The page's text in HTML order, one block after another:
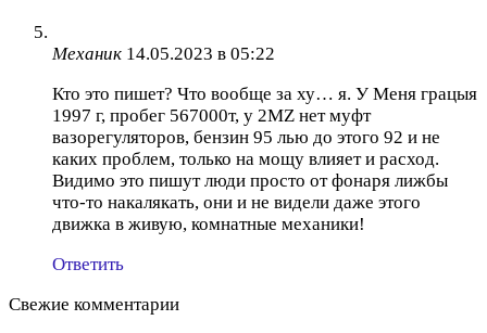
Механик 14.05.2023 в 05:22
Кто это пишет? Что вообще за ху… я. У Меня грацыя
1997 г, пробег 567000т, у 2MZ нет муфт
вазорегуляторов, бензин 95 лью до этого 92 и не
каких проблем, только на мощу влияет и расход.
Видимо это пишут люди просто от фонаря лижбы
что-то накалякать, они и не видели даже этого
движка в живую, комнатные механики!
Ответить
Свежие комментарии